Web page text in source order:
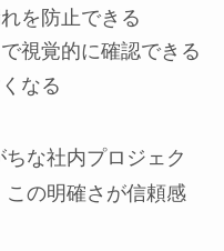
を防止できる
視覚的に確認できる
なる
な社内プロジェク
この明確さが信頼感